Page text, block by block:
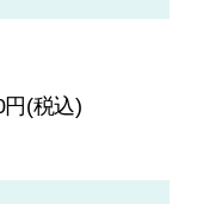
(税込)